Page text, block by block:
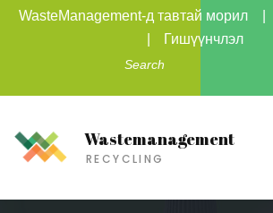
WasteManagement-д тавтай морил
Гишүүнчлэл
Wastemanagement
RECYCLING